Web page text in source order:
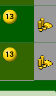
13
13